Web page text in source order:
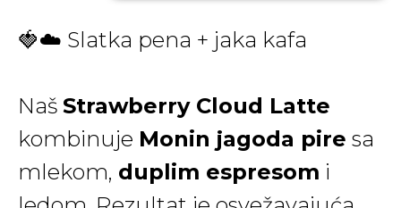
🍓☁️ Slatka pena + jaka kafa
Naš Strawberry Cloud Latte
kombinuje Monin jagoda pire sa
mlekom, duplim espresom i